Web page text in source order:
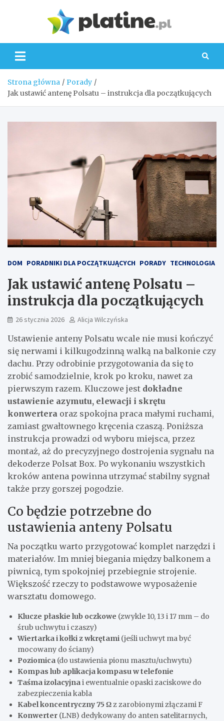
Strona główna
Porady
Jak ustawić antenę Polsatu – instrukcja dla początkujących
DOM PORADNIKI DLA POCZĄTKUJĄCYCH PORADY TECHNOLOGIA
Jak ustawić antenę Polsatu –
instrukcja dla początkujących
26 stycznia 2026 Alicja Wilczyńska
Ustawienie anteny Polsatu wcale nie musi kończyć
się nerwami i kilkugodzinną walką na balkonie czy
dachu. Przy odrobinie przygotowania da się to
zrobić samodzielnie, krok po kroku, nawet za
pierwszym razem. Kluczowe jest dokładne
ustawienie azymutu, elewacji i skrętu
konwertera oraz spokojna praca małymi ruchami,
zamiast gwałtownego kręcenia czaszą. Poniższa
instrukcja prowadzi od wyboru miejsca, przez
montaż, aż do precyzyjnego dostrojenia sygnału na
dekoderze Polsat Box. Po wykonaniu wszystkich
kroków antena powinna utrzymać stabilny sygnał
także przy gorszej pogodzie.
Co będzie potrzebne do
ustawienia anteny Polsatu
Na początku warto przygotować komplet narzędzi i
materiałów. Im mniej biegania między balkonem a
piwnicą, tym spokojniej przebiegnie strojenie.
Większość rzeczy to podstawowe wyposażenie
warsztatu domowego.
Klucze płaskie lub oczkowe (zwykle 10, 13 i 17 mm – do
śrub uchwytu i czaszy)
Wiertarka i kołki z wkrętami (jeśli uchwyt ma być
mocowany do ściany)
Poziomica (do ustawienia pionu masztu/uchwytu)
Kompas lub aplikacja kompasu w telefonie
Taśma izolacyjnai ewentualnie opaski zaciskowe do
zabezpieczenia kabla
Kabel koncentryczny 75 Ωz zarobionymi złączami F
Konwerter (LNB) dedykowany do anten satelitarnych,